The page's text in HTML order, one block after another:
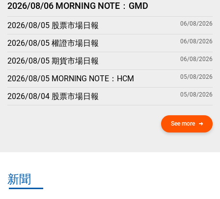
2026/08/06 MORNING NOTE：GMD
2026/08/05 股票市場日報 06/08/2026
2026/08/05 權證市場日報 06/08/2026
2026/08/05 期貨市場日報 06/08/2026
2026/08/05 MORNING NOTE：HCM 05/08/2026
2026/08/04 股票市場日報 05/08/2026
See more
新聞